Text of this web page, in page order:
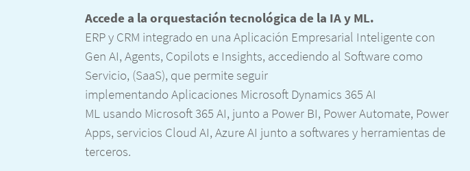
Accede a la orquestación tecnológica de la IA y ML.
ERP y CRM integrado en una Aplicación Empresarial Inteligente con
Gen AI, Agents, Copilots e Insights, accediendo al Software como
Servicio, (SaaS), que permite seguir
implementando Aplicaciones Microsoft Dynamics 365 AI
ML usando Microsoft 365 AI, junto a Power BI, Power Automate, Power
Apps, servicios Cloud AI, Azure AI junto a softwares y herramientas de
terceros.